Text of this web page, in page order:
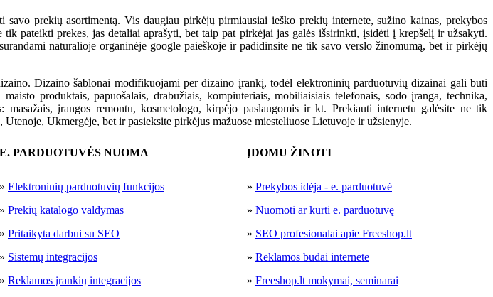
prekių asortimentą. Vis daugiau pirkėjų pirmiausiai ieško prekių internete, sužino kainas, prekybos
pateikti prekes, jas detaliai aprašyti, bet taip pat pirkėjai jas galės išsirinkti, įsidėti į krepšelį ir užsakyti.
natūralioje organinėje google paieškoje ir padidinsite ne tik savo verslo žinomumą, bet ir pirkėjų
Dizaino šablonai modifikuojami per dizaino įrankį, todėl elektroninių parduotuvių dizainai gali būti
produktais, papuošalais, drabužiais, kompiuteriais, mobiliaisiais telefonais, sodo įranga, technika,
įrangos remontu, kosmetologo, kirpėjo paslaugomis ir kt. Prekiauti internetu galėsite ne tik
Ukmergėje, bet ir pasieksite pirkėjus mažuose miesteliuose Lietuvoje ir užsienyje.
E. PARDUOTUVĖS NUOMA ĮDOMU ŽINOTI
» Elektroninių parduotuvių funkcijos » Prekybos idėja - e. parduotuvė
» Prekių katalogo valdymas » Nuomoti ar kurti e. parduotuvę
» Pritaikyta darbui su SEO » SEO profesionalai apie Freeshop.lt
» Sistemų integracijos » Reklamos būdai internete
» Reklamos įrankių integracijos » Freeshop.lt mokymai, seminarai